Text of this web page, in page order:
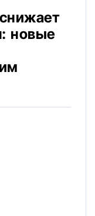
новые